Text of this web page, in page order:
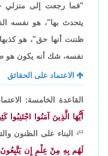
"فما رجعت إلى منزلي
يتحدث بها"، هو نفسه
ظننت أنها حق"، هو
نفسه، شك أنه يكون هو
الاعتماد على الحقائق
القاعدة الخامسة:
أَيُّهَا الَّذِينَ آمَنُوا
12]، البناء على الظنون
لَهُم بِهِ مِنْ عِلْمٍ إِن